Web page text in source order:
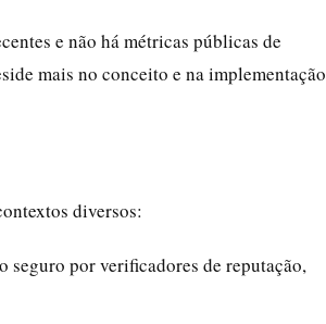
e não há métricas públicas de
mais no conceito e na implementação
diversos:
seguro por verificadores de reputação,